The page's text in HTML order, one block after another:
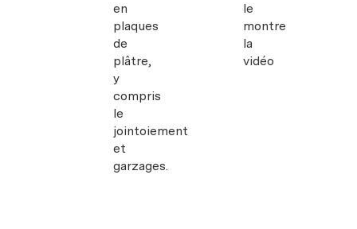
en
plaques
de
plâtre,
y
compris
le
jointoiement
et
garzages.
le
montre
la
vidéo